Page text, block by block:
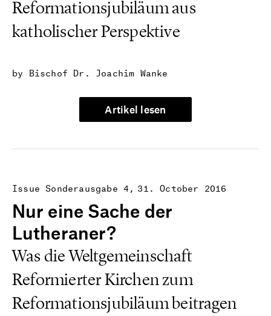
Reformationsjubiläum aus
katholischer Perspektive
by Bischof Dr. Joachim Wanke
Artikel lesen
31. October 2016
Issue Sonderausgabe 4
Nur eine Sache der
Lutheraner?
Was die Weltgemeinschaft
Reformierter Kirchen zum
Reformationsjubiläum beitragen